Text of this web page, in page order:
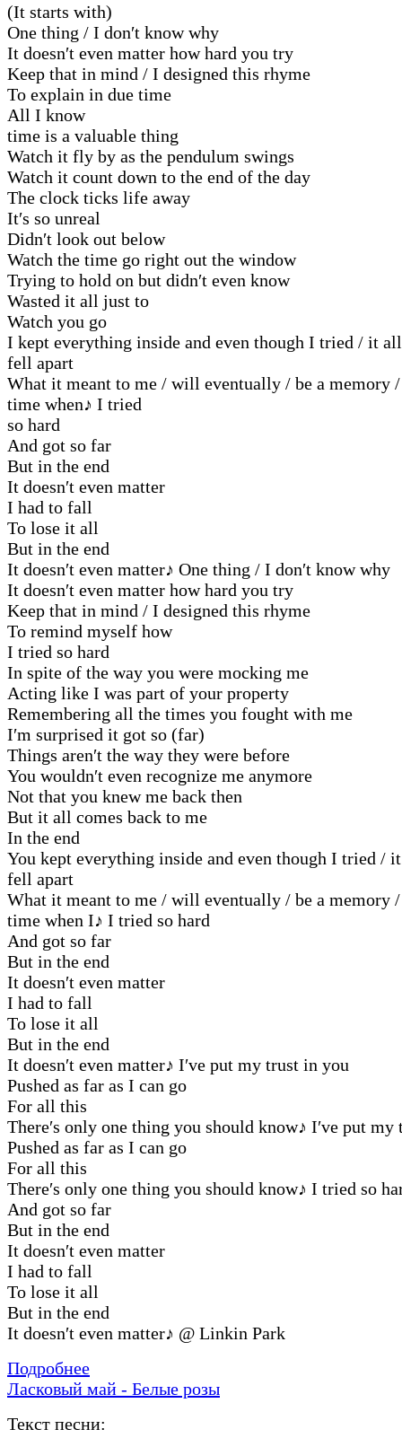
(It starts with)
One thing / I don′t know why
It doesn′t even matter how hard you try
Keep that in mind / I designed this rhyme
To explain in due time
All I know
time is a valuable thing
Watch it fly by as the pendulum swings
Watch it count down to the end of the day
The clock ticks life away
It′s so unreal
Didn′t look out below
Watch the time go right out the window
Trying to hold on but didn′t even know
Wasted it all just to
Watch you go
I kept everything inside and even though I tried / it all
fell apart
What it meant to me / will eventually / be a memory
time when♪ I tried
so hard
And got so far
But in the end
It doesn′t even matter
I had to fall
To lose it all
But in the end
It doesn′t even matter♪ One thing / I don′t know why
It doesn′t even matter how hard you try
Keep that in mind / I designed this rhyme
To remind myself how
I tried so hard
In spite of the way you were mocking me
Acting like I was part of your property
Remembering all the times you fought with me
I′m surprised it got so (far)
Things aren′t the way they were before
You wouldn′t even recognize me anymore
Not that you knew me back then
But it all comes back to me
In the end
You kept everything inside and even though I tried /
fell apart
What it meant to me / will eventually / be a memory
time when I♪ I tried so hard
And got so far
But in the end
It doesn′t even matter
I had to fall
To lose it all
But in the end
It doesn′t even matter♪ I′ve put my trust in you
Pushed as far as I can go
For all this
There′s only one thing you should know♪ I′ve put my
Pushed as far as I can go
For all this
There′s only one thing you should know♪ I tried so
And got so far
But in the end
It doesn′t even matter
I had to fall
To lose it all
But in the end
It doesn′t even matter♪ @ Linkin Park
Подробнее
Ласковый май - Белые розы
Текст песни: